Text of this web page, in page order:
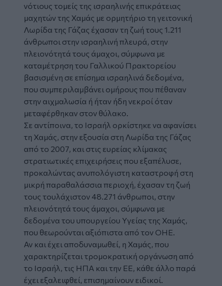
νότιους τομείς της ισραηλινής επικράτειας
μαχητών της Χαμάς με ορμητήριο τη γειτονική
Λωρίδα της Γάζας έχασαν τη ζωή τους 1.211
άνθρωποι στην ισραηλινή πλευρά, στην
πλειονότητά τους άμαχοι, σύμφωνα με
καταμέτρηση του Γαλλικού Πρακτορείου
βασισμένη σε επίσημα ισραηλινά δεδομένα,
που συμπεριλαμβάνει ομήρους που πέθαναν
στην αιχμαλωσία ή ήταν ήδη νεκροί όταν
μεταφέρθηκαν στον θύλακο.
Σε αντίποινα, το Ισραήλ ορκίστηκε να αφανίσει
τη Χαμάς, στην εξουσία στη Λωρίδα της Γάζας
από το 2007, και στις ευρείας κλίμακας
στρατιωτικές επιχειρήσεις που εξαπέλυσε,
προκαλώντας ανυπολόγιστη καταστροφή στη
μικρή παραθαλάσσια περιοχή, έχασαν τη ζωή
τους τουλάχιστον 48.271 άνθρωποι, στην
πλειονότητά τους άμαχοι, σύμφωνα με
δεδομένα του υπουργείου Υγείας της Χαμάς,
που θεωρούνται αξιόπιστα από τον ΟΗΕ.
Αν και έχει αποδυναμωθεί, η Χαμάς, που
χαρακτηρίζεται τρομοκρατική οργάνωση από
το Ισραήλ, τις ΗΠΑ και την ΕΕ, κάθε άλλο παρά
έχει εξαλειφθεί, επισημαίνουν ειδικοί.